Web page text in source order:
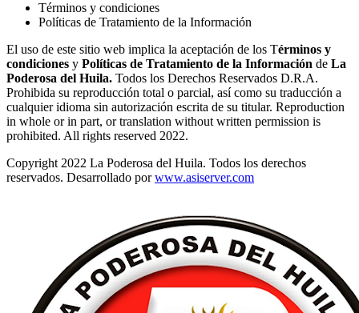
Términos y condiciones
Políticas de Tratamiento de la Información
El uso de este sitio web implica la aceptación de los Términos y
condiciones y Políticas de Tratamiento de la Información de La
Poderosa del Huila. Todos los Derechos Reservados D.R.A.
Prohibida su reproducción total o parcial, así como su traducción a
cualquier idioma sin autorización escrita de su titular. Reproduction
in whole or in part, or translation without written permission is
prohibited. All rights reserved 2022.
Copyright 2022 La Poderosa del Huila. Todos los derechos
reservados. Desarrollado porwww.asiserver.com